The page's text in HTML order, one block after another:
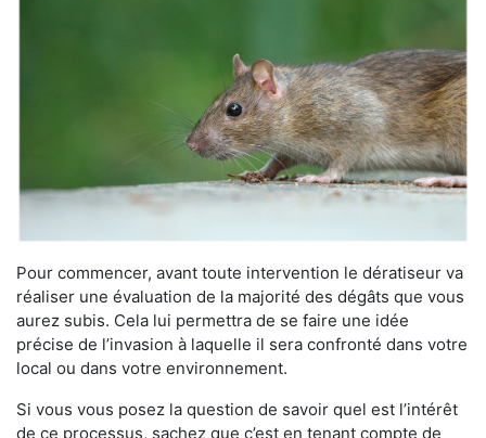
Pour commencer, avant toute intervention le dératiseur va
réaliser une évaluation de la majorité des dégâts que vous
aurez subis. Cela lui permettra de se faire une idée
précise de l’invasion à laquelle il sera confronté dans votre
local ou dans votre environnement.
Si vous vous posez la question de savoir quel est l’intérêt
de ce processus, sachez que c’est en tenant compte de